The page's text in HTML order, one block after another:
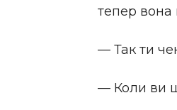
тепер вона
— Так ти
— Коли ви